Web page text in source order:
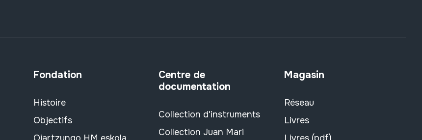
Fondation
Histoire
Objectifs
Oiartzungo HM eskola
Centre de
documentation
Collection d'instruments
Collection Juan Mari
Magasin
Réseau
Livres
Livres (pdf)